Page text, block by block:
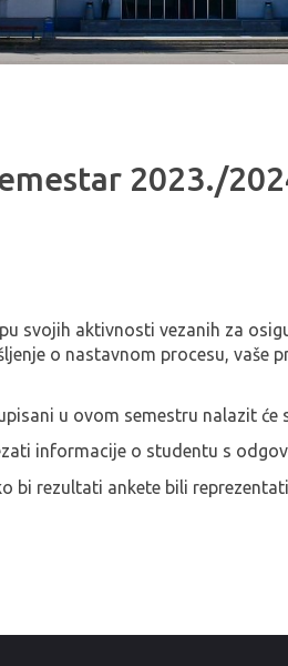
2023./
svojih aktivnosti vezanih za
o nastavnom procesu, vaše
u ovom semestru nalazit će
informacije o studentu s
bi rezultati ankete bili